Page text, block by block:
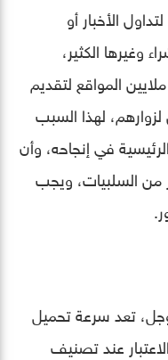
الأخبار أو
وغيرها الكثير،
المواقع لتقديم
لهذا السبب
في إنجاحه، وأن
من السلبيات، ويجب
تعد سرعة تحميل
عند تصنيف